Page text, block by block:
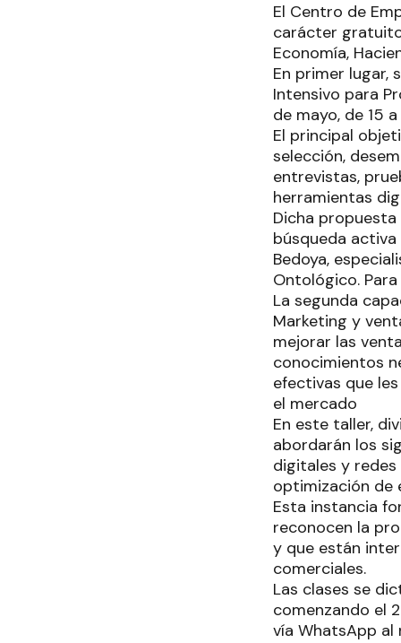
El Centro de
carácter
Economía,
En primer lugar,
Intensivo para
de mayo, de 15
El principal
selección,
entrevistas,
herramientas
Dicha
búsqueda
Bedoya,
Ontológico.
La segunda
Marketing y
mejorar las
conocimientos
efectivas que
el mercado
En este taller,
abordarán los
digitales y
optimización de
Esta instancia
reconocen la
y que están
comerciales.
Las clases se
comenzando el
vía WhatsApp